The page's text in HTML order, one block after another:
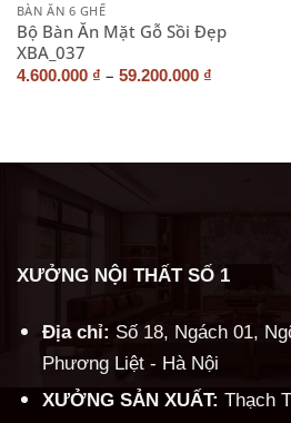
BÀN ĂN 6 GHẾ
Bộ Bàn Ăn Mặt Gỗ Sồi Đẹp
XBA_037
4.600.000 ₫ – 59.200.000 ₫
XƯỞNG NỘI THẤT SỐ 1
Địa chỉ: Số 18, Ngách 01,
Phương Liệt - Hà Nội
XƯỞNG SẢN XUẤT: Thạch